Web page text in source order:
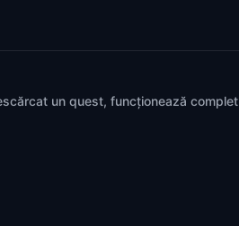
un quest, funcționează complet